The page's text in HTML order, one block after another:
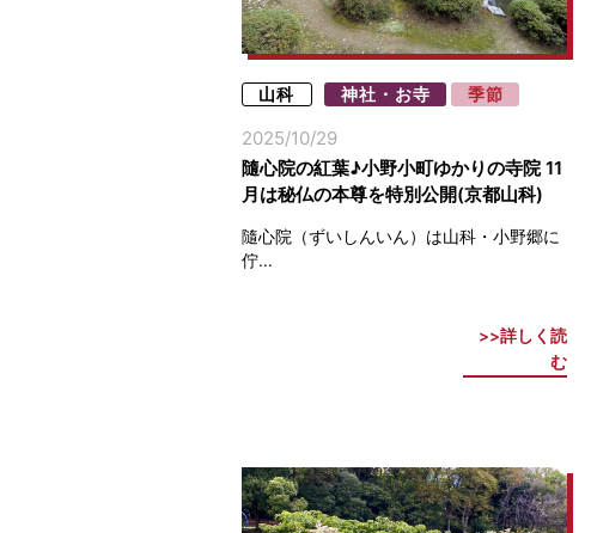
山科 神社・お寺 季節
2025/10/29
隨心院の紅葉♪小野小町ゆかりの寺院 11
月は秘仏の本尊を特別公開(京都山科)
隨心院（ずいしんいん）は山科・小野郷に
佇...
詳しく読
む